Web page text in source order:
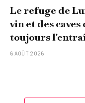
Le refuge de
vin et des
toujours
6 AOÛT 2026